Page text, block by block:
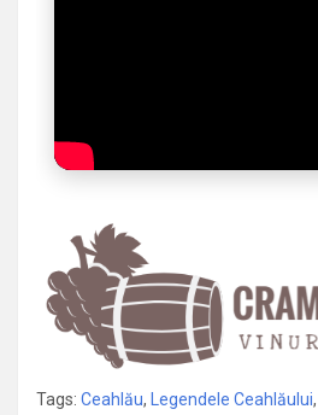
Tags: Ceahlău, Legendele Ceahlăului,